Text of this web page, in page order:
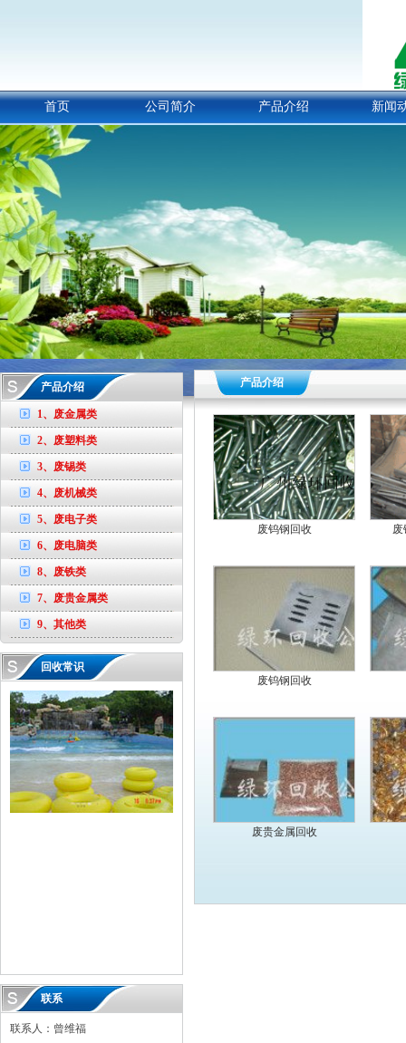
首页 公司简介 产品介绍 新闻
产品介绍
1、废金属类
2、废塑料类
3、废锡类
4、废机械类
5、废电子类
6、废电脑类
8、废铁类
7、废贵金属类
9、其他类
回收常识
联系
联系人：曾维福
产品介绍
废钨钢回收 废
废钨钢回收
废贵金属回收